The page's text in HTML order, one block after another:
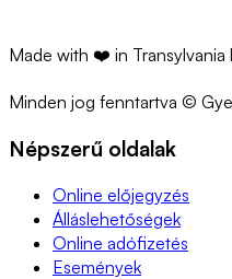
Made with ❤️ in Transylvania
Minden jog fenntartva ©
Népszerű oldalak
Online előjegyzés
Álláslehetőségek
Online adófizetés
Események